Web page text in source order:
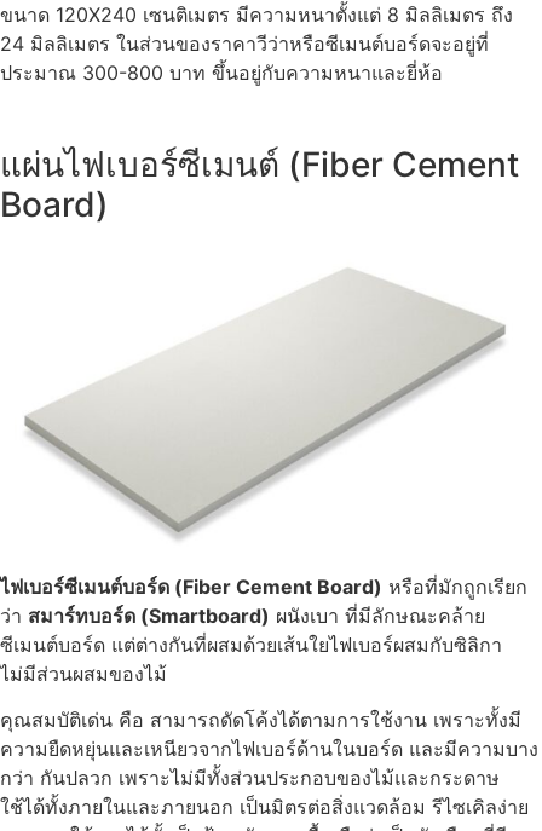
ขนาด 120X240 เซนติเมตร มีความหนาตั้งแต่ 8 มิลลิเมตร ถึง
24 มิลลิเมตร ในส่วนของราคาวีว่าหรือซีเมนต์บอร์ดจะอยู่ที่
ประมาณ 300-800 บาท ขึ้นอยู่กับความหนาและยี่ห้อ
แผ่นไฟเบอร์ซีเมนต์ (Fiber Cement
Board)
ไฟเบอร์ซีเมนต์บอร์ด (Fiber Cement Board) หรือที่มักถูกเรียก
ว่า สมาร์ทบอร์ด (Smartboard) ผนังเบา ที่มีลักษณะคล้าย
ซีเมนต์บอร์ด แต่ต่างกันที่ผสมด้วยเส้นใยไฟเบอร์ผสมกับซิลิกา
ไม่มีส่วนผสมของไม้
คุณสมบัติเด่น คือ สามารถดัดโค้งได้ตามการใช้งาน เพราะทั้งมี
ความยืดหยุ่นและเหนียวจากไฟเบอร์ด้านในบอร์ด และมีความบาง
กว่า กันปลวก เพราะไม่มีทั้งส่วนประกอบของไม้และกระดาษ
ใช้ได้ทั้งภายในและภายนอก เป็นมิตรต่อสิ่งแวดล้อม รีไซเคิลง่าย